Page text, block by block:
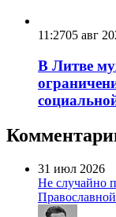
11:2705 авг
В Литве
31 июл 2026
Не случайно